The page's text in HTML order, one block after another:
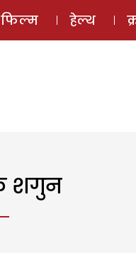
ई-मैगज़ीन
फिल्म हेल्थ
शगुन